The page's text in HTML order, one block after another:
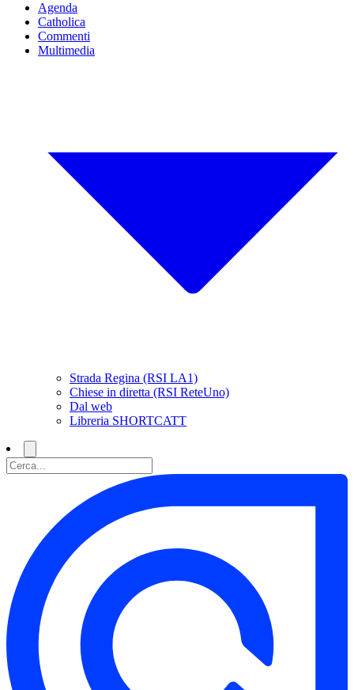
Agenda
Catholica
Commenti
Multimedia
Strada Regina (RSI LA1)
Chiese in diretta (RSI ReteUno)
Dal web
Libreria SHORTCATT